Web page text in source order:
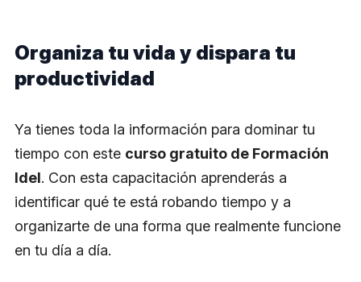
Organiza tu vida y dispara tu
productividad
Ya tienes toda la información para dominar tu
tiempo con este curso gratuito de Formación
Idel. Con esta capacitación aprenderás a
identificar qué te está robando tiempo y a
organizarte de una forma que realmente funcione
en tu día a día.